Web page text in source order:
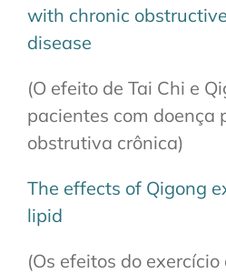
with chronic
disease
(O efeito de Tai Chi e
pacientes com doença
obstrutiva crônica)
The effects of Qigong
lipid
(Os efeitos do